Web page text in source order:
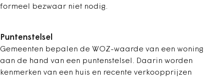
formeel bezwaar niet nodig.
Puntenstelsel
Gemeenten bepalen de WOZ-waarde van een woning
aan de hand van een puntenstelsel. Daarin worden
kenmerken van een huis en recente verkoopprijzen